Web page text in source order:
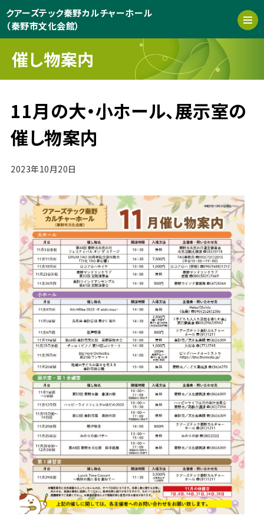
クアーズテック秦野カルチャーホール
（秦野市文化会館）
催し物案内
11月の大・小ホール、展示室の
催し物案内
2023年10月20日